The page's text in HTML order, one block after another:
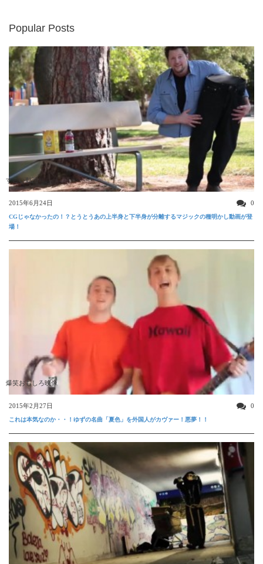
Popular Posts
すごい動画
2015年6月24日 0
CGじゃなかったの！？とうとうあの上半身と下半身が分離するマジックの種明かし動画が登
場！
爆笑おもしろ映像
2015年2月27日 0
これは本気なのか・・！ゆずの名曲「夏色」を外国人がカヴァー！悪夢！！